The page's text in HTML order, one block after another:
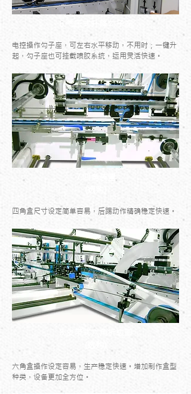
6.气压式升降勾子座
电控操作勾子座，可左右水平移动，不用时；一键升
起，勾子座也可挂载喷胶系统，运用灵活快速。
四角盒尺寸设定简单容易，后踢动作精确稳定快速。
六角盒操作设定容易，生产稳定快速。增加制作盒型
种类，设备更加全方位。